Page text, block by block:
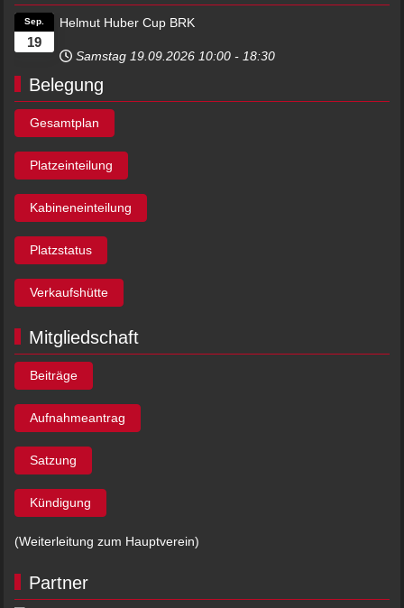
19
Sep. Helmut Huber Cup BRK
Samstag 19.09.2026 10:00 - 18:30
Belegung
Gesamtplan
Platzeinteilung
Kabineneinteilung
Platzstatus
Verkaufshütte
Mitgliedschaft
Beiträge
Aufnahmeantrag
Satzung
Kündigung
(Weiterleitung zum Hauptverein)
Partner